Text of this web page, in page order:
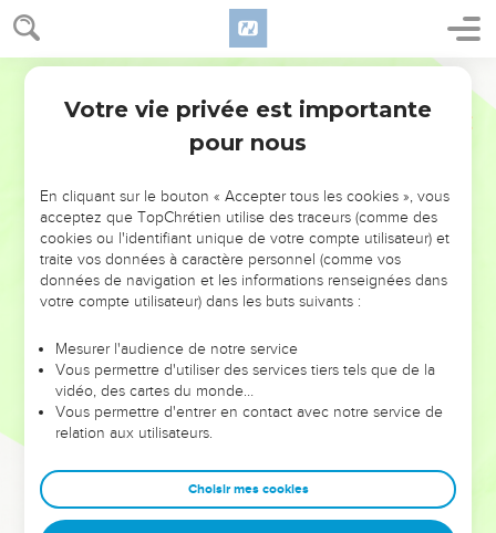
NE MANQUEZ PAS L’ÉVÉNEMENT
DE L’ANNÉE !
ET SI LEURS ERREURS POUVAIENT VOUS ÉVITER LES
VOTRES ?
leur foi ou leur vision. Mais on voit moins les doutes, les erreurs
et les saisons difficiles qu'ils ont traversés, alors même que ce
sont elles qui les ont façonnés.
Dans cette conférence, leaders, entrepreneurs, et responsables
clés pour avancer avec plus de sagesse afin que leurs erreurs
deviennent vos tremplins. Que vous guidiez un ministère, une
Votre vie privée est importante
pour nous
En cliquant sur le bouton « Accepter tous les cookies », vous
acceptez que TopChrétien utilise des traceurs (comme des
cookies ou l'identifiant unique de votre compte utilisateur) et
traite vos données à caractère personnel (comme vos
données de navigation et les informations renseignées dans
votre compte utilisateur) dans les buts suivants :
Mesurer l'audience de notre service
Vous permettre d'utiliser des services tiers tels que de la
vidéo, des cartes du monde…
Vous permettre d'entrer en contact avec notre service de
relation aux utilisateurs.
Choisir mes cookies